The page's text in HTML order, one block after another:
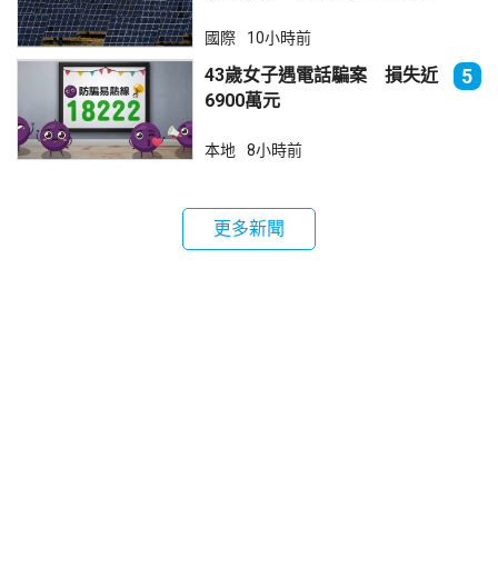
國際 10小時前
43歲女子遇電話騙案 損失近
6900萬元
5
本地 8小時前
更多新聞